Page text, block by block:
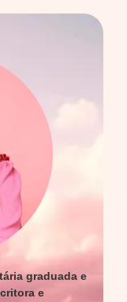
graduada e
e